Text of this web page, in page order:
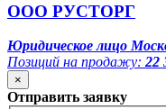
ООО РУСТОРГ
Юридическое лицо
Позиций на продажу: 22
×
Отправить заявку